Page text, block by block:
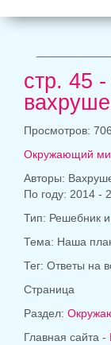
стр. 45
Просмотров: 706
Окружающий
Авторы:
По году: 2014 -
Тип: Решебник и
Тема: Наша
Тег: Ответы на
Страница
Раздел:
Главная сайта -